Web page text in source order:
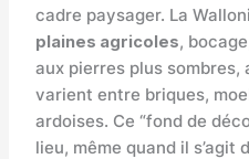
cadre paysager. La
plaines agricoles,
aux pierres plus
varient entre briques,
ardoises. Ce “fond de
lieu, même quand il s’agit